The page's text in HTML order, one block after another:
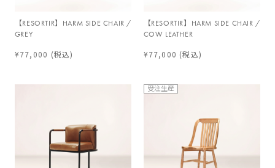
【RESORTIR】HARM SIDE CHAIR /
GREY
¥77,000 (税込)
【RESORTIR】HARM SIDE CHAIR /
COW LEATHER
¥77,000 (税込)
受注生産